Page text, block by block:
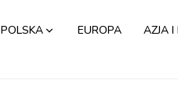
POLSKA EUROPA AZJA I